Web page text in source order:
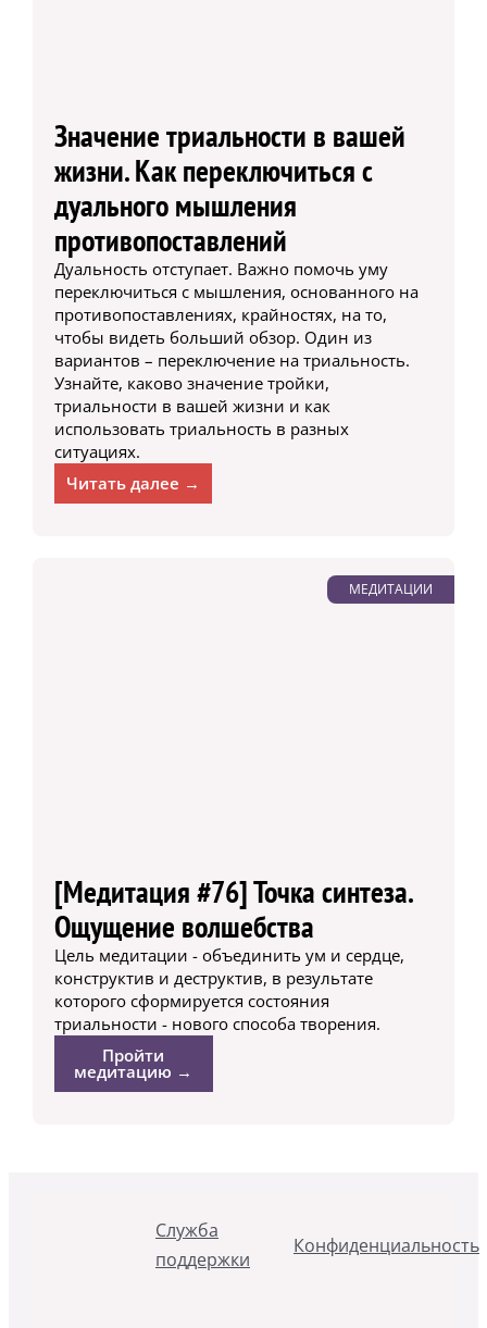
Значение триальности в вашей
жизни. Как переключиться с
дуального мышления
противопоставлений
Дуальность отступает. Важно помочь уму
переключиться с мышления, основанного на
противопоставлениях, крайностях, на то,
чтобы видеть больший обзор. Один из
вариантов – переключение на триальность.
Узнайте, каково значение тройки,
триальности в вашей жизни и как
использовать триальность в разных
ситуациях.
Читать далее →
МЕДИТАЦИИ
[Медитация #76] Точка синтеза.
Ощущение волшебства
Цель медитации - объединить ум и сердце,
конструктив и деструктив, в результате
которого сформируется состояния
триальности - нового способа творения.
Пройти
медитацию →
Служба
поддержки
Конфиденциальность